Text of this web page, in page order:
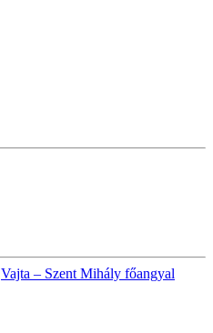
Vajta – Szent Mihály főangyal